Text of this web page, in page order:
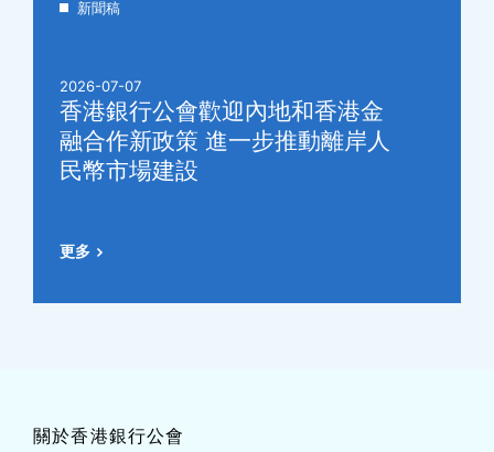
新聞稿
2026-07-07
香港銀行公會歡迎內地和香港金
融合作新政策 進一步推動離岸人
民幣市場建設
更多
關於香港銀行公會